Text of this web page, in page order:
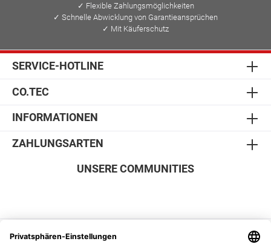
✓ Flexible Zahlungsmöglichkeiten
✓ Schnelle Abwicklung von Garantieansprüchen
✓ Mit Käuferschutz
SERVICE-HOTLINE
CO.TEC
INFORMATIONEN
ZAHLUNGSARTEN
SICHER EINKAUFEN
UNSERE COMMUNITIES